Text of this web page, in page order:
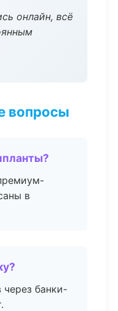
онлайн, всё
вопросы
в
банки-